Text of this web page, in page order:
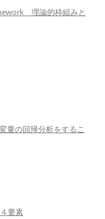
理論的枠組みと
量の回帰分析をするこ
要素